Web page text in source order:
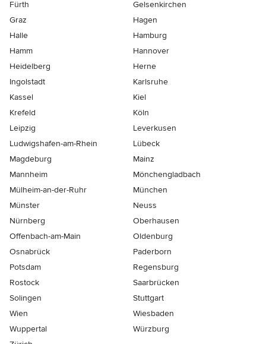
Fürth
Gelsenkirchen
Graz
Hagen
Halle
Hamburg
Hamm
Hannover
Heidelberg
Herne
Ingolstadt
Karlsruhe
Kassel
Kiel
Krefeld
Köln
Leipzig
Leverkusen
Ludwigshafen-am-Rhein
Lübeck
Magdeburg
Mainz
Mannheim
Mönchen­gladbach
Mülheim-an-der-Ruhr
München
Münster
Neuss
Nürnberg
Oberhausen
Offenbach-am-Main
Oldenburg
Osnabrück
Paderborn
Potsdam
Regensburg
Rostock
Saarbrücken
Solingen
Stuttgart
Wien
Wiesbaden
Wuppertal
Würzburg